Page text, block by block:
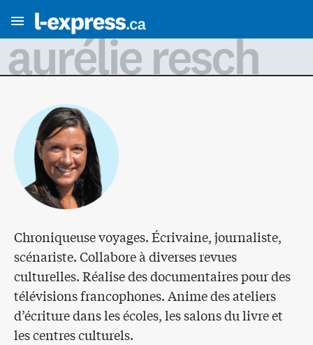
aurélie resch
Chroniqueuse voyages. Écrivaine, journaliste,
scénariste. Collabore à diverses revues
culturelles. Réalise des documentaires pour des
télévisions francophones. Anime des ateliers
d’écriture dans les écoles, les salons du livre et
les centres culturels.